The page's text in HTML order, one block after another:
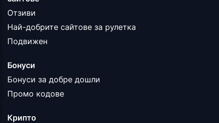
Отзиви
Най-добрите сайтове за рулетка
Подвижен
Бонуси
Бонуси за добре дошли
Промо кодове
Крипто